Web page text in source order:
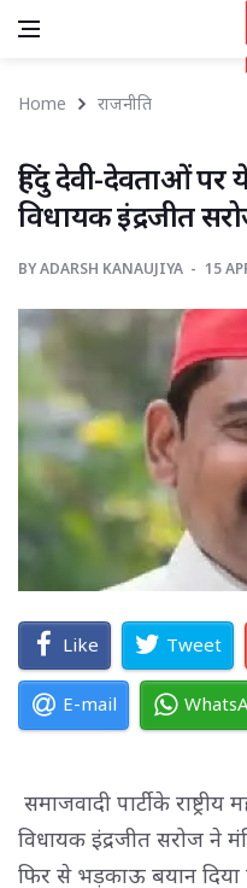
Home राजनीति
हिंदु देवी-देवताओं पर
विधायक इंद्रजीत
BYADARSH KANAUJIYA 15
Like Tweet
E-mail
समाजवादी पार्टी के
विधायक इंद्रजीत सरोज ने
फिर से भड़काऊ बयान दिया